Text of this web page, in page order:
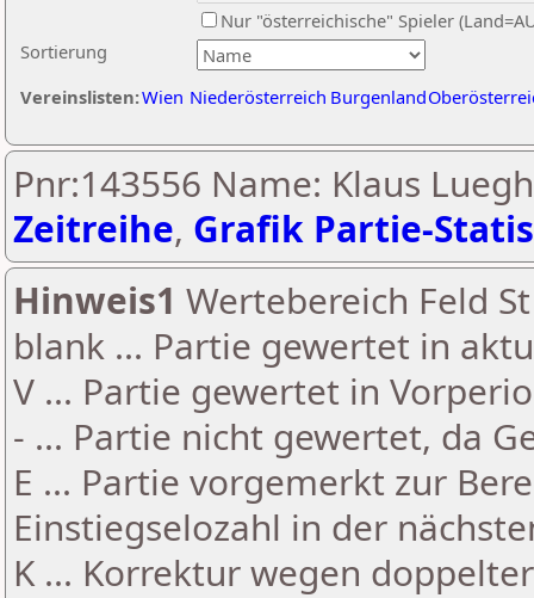
Sortierung
Nur "österreichische" Spieler
Vereinslisten:Wien Niederösterreich Burgenland
Pnr:143556 Name: Klaus
Zeitreihe, Grafik Partie-
Hinweis1 Wertebereich Feld
blank ... Partie gewertet in
V ... Partie gewertet in
- ... Partie nicht gewertet, da
E ... Partie vorgemerkt zur
Einstiegselozahl in der
K ... Korrektur wegen